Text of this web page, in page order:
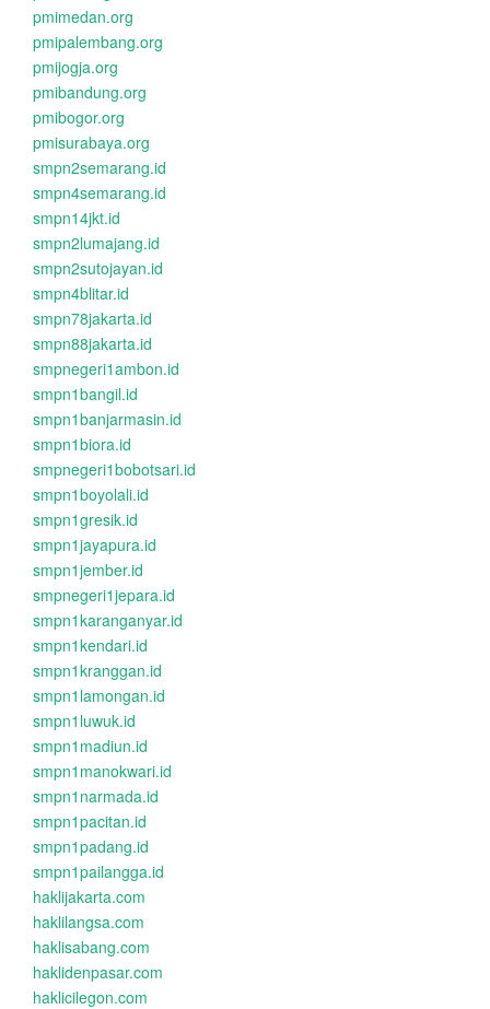
pmimedan.org
pmipalembang.org
pmijogja.org
pmibandung.org
pmibogor.org
pmisurabaya.org
smpn2semarang.id
smpn4semarang.id
smpn14jkt.id
smpn2lumajang.id
smpn2sutojayan.id
smpn4blitar.id
smpn78jakarta.id
smpn88jakarta.id
smpnegeri1ambon.id
smpn1bangil.id
smpn1banjarmasin.id
smpn1biora.id
smpnegeri1bobotsari.id
smpn1boyolali.id
smpn1gresik.id
smpn1jayapura.id
smpn1jember.id
smpnegeri1jepara.id
smpn1karanganyar.id
smpn1kendari.id
smpn1kranggan.id
smpn1lamongan.id
smpn1luwuk.id
smpn1madiun.id
smpn1manokwari.id
smpn1narmada.id
smpn1pacitan.id
smpn1padang.id
smpn1pailangga.id
haklijakarta.com
haklilangsa.com
haklisabang.com
haklidenpasar.com
haklicilegon.com